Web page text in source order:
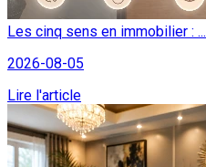
Les cinq sens en immobilier : ...
2026-08-05
Lire l'article